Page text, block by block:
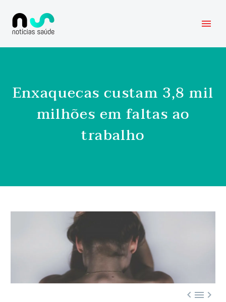
Enxaquecas custam 3,8 mil
milhões em faltas ao
trabalho
